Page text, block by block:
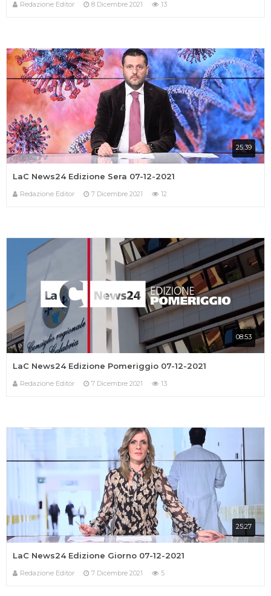
Redazione Editor 8 Dicembre 2021 13
25:39
LaC News24 Edizione Sera 07-12-2021
Redazione Editor 7 Dicembre 2021 12
08:53
LaC News24 Edizione Pomeriggio 07-12-2021
Redazione Editor 7 Dicembre 2021 13
25:27
LaC News24 Edizione Giorno 07-12-2021
Redazione Editor 7 Dicembre 2021 5